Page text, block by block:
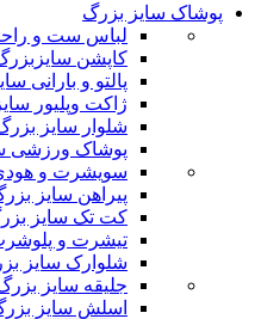
پوشاک سایز بزرگ
لباس ست و
کاپشن
پالتو و بارانی
ژاکت وپلیور
شلوار سایز
پوشاک ورزشی
سویشرت و
پیراهن سایز
کت تک سایز
تیشرت و
شلوارک سایز
جلیقه سایز
اسلش سایز